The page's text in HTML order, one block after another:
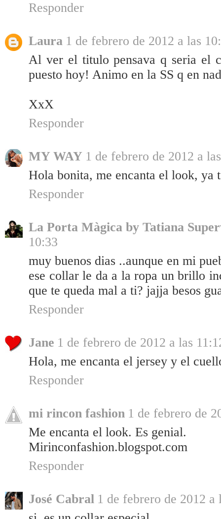
Responder
Laura 1 de febrero de 2012 a las
Al ver el titulo pensava q seria el
puesto hoy! Animo en la SS q en
XxX
Responder
MY WAY 1 de febrero de 2012 a
Hola bonita, me encanta el look, ya
Responder
La Porta Màgica by Tatiana
10:33
muy buenos dias ..aunque en mi
ese collar le da a la ropa un brillo
que te queda mal a ti? jajja besos
Responder
Jane 1 de febrero de 2012 a las
Hola, me encanta el jersey y el
Responder
mi rincon fashion 1 de febrero de
Me encanta el look. Es genial.
Mirinconfashion.blogspot.com
Responder
José Cabral 1 de febrero de 2012 a